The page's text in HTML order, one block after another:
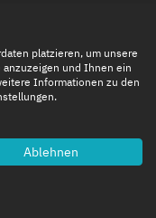
platzieren, um unsere
und Ihnen ein
Informationen zu den
Ablehnen